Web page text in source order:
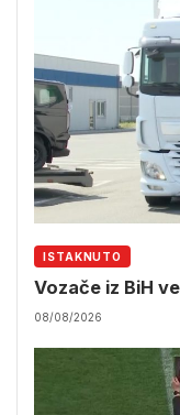
ISTAKNUTO
Vozače iz BiH
08/08/2026